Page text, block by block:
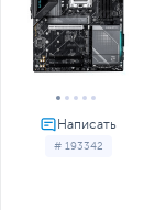
# 193342